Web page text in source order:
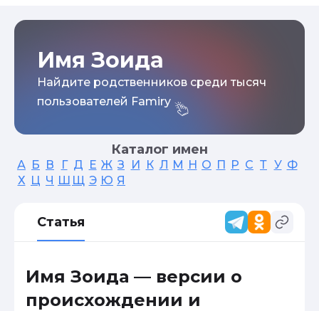
Имя Зоида
Найдите родственников среди тысяч
пользователей Famiry
Каталог имен
А Б В Г Д Е Ж З И К Л М Н О П Р С Т У Ф
Х Ц Ч Ш Щ Э Ю Я
Статья
Имя Зоида — версии о
происхождении и